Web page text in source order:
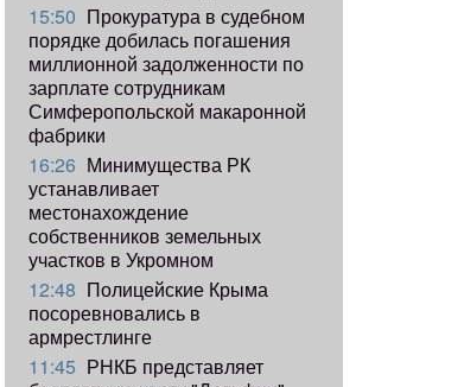
15:50 Прокуратура в судебном
порядке добилась погашения
миллионной задолженности по
зарплате сотрудникам
Симферопольской макаронной
фабрики
16:26 Минимущества РК
устанавливает
местонахождение
собственников земельных
участков в Укромном
12:48 Полицейские Крыма
посоревновались в
армрестлинге
11:45 РНКБ представляет